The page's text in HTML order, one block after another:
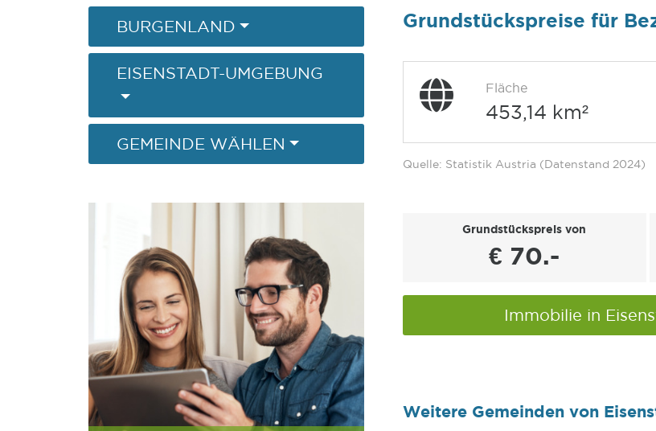
BURGENLAND
EISENSTADT-UMGEBUNG
GEMEINDE WÄHLEN
Grundstückspreise für
Fläche
453,14 km²
Quelle: Statistik Austria (Datenstand 2024)
Grundstückspreis von
€ 70.-
Immobilie in
Weitere Gemeinden von